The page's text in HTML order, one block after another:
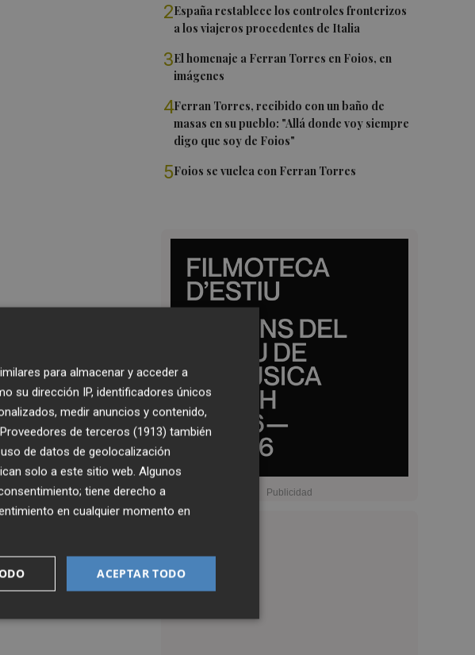
2España restablece los controles fronterizos
a los viajeros procedentes de Italia
3El homenaje a Ferran Torres en Foios, en
imágenes
4Ferran Torres, recibido con un baño de
masas en su pueblo: "Allá donde voy siempre
digo que soy de Foios"
5Foios se vuelca con Ferran Torres
para almacenar y acceder a
su dirección IP, identificadores únicos
medir anuncios y contenido,
Proveedores de terceros (1913) también
de datos de geolocalización
solo a este sitio web. Algunos
tiene derecho a
en cualquier momento en
ACEPTAR TODO